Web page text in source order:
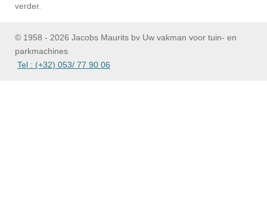
verder.
© 1958 - 2026 Jacobs Maurits bv Uw vakman voor tuin- en
parkmachines
Tel : (+32) 053/ 77 90 06